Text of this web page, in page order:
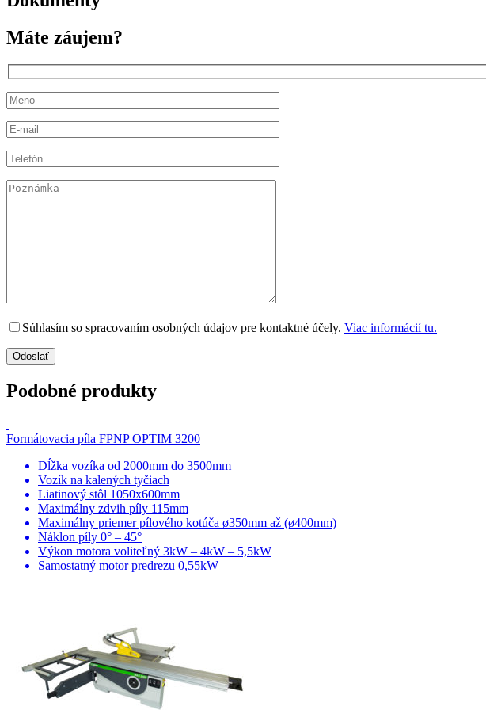
Máte záujem?
Súhlasím so spracovaním osobných údajov pre kontaktné účely. Viac informácií tu.
Podobné produkty
Formátovacia píla FPNP OPTIM 3200
Dĺžka vozíka od 2000mm do 3500mm
Vozík na kalených tyčiach
Liatinový stôl 1050x600mm
Maximálny zdvih píly 115mm
Maximálny priemer pílového kotúča ø350mm až (ø400mm)
Náklon píly 0° – 45°
Výkon motora voliteľný 3kW – 4kW – 5,5kW
Samostatný motor predrezu 0,55kW